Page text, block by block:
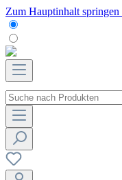
Zum Hauptinhalt springen